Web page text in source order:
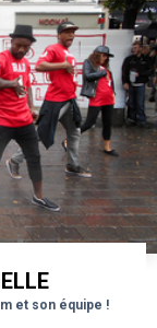
et son équipe !